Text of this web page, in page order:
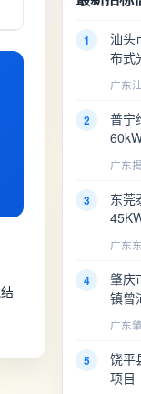
1
汕头
布式
广东
2
普宁
广东
3
东莞
广东
4
肇庆
镇曾
广东
5
饶平
项目